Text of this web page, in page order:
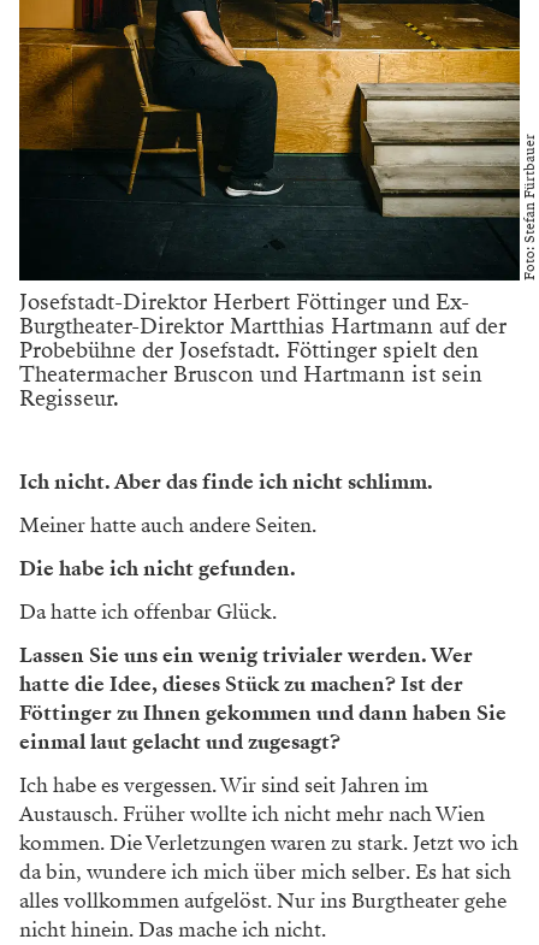
Foto: Stefan Fürtbauer
Josefstadt-Direktor Herbert Föttinger und Ex-
Burgtheater-Direktor Martthias Hartmann auf der
Probebühne der Josefstadt. Föttinger spielt den
Theatermacher Bruscon und Hartmann ist sein
Regisseur.
Ich nicht. Aber das finde ich nicht schlimm.
Meiner hatte auch andere Seiten.
Die habe ich nicht gefunden.
Da hatte ich offenbar Glück.
Lassen Sie uns ein wenig trivialer werden. Wer
hatte die Idee, dieses Stück zu machen? Ist der
Föttinger zu Ihnen gekommen und dann haben Sie
einmal laut gelacht und zugesagt?
Ich habe es vergessen. Wir sind seit Jahren im
Austausch. Früher wollte ich nichtmehr nach Wien
kommen. Die Verletzungen waren zu stark. Jetzt wo ich
da bin, wundere ich mich über mich selber. Es hat sich
alles vollkommen aufgelöst.Nur ins Burgtheater gehe
nicht hinein.Das mache ich nicht.